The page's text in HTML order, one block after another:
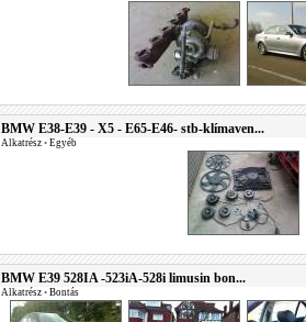
BMW E38-E39 - X5 - E65-E46- stb-klímaven...
Alkatrész • Egyéb
BMW E39 528IA -523iA-528i limusin bon...
Alkatrész • Bontás